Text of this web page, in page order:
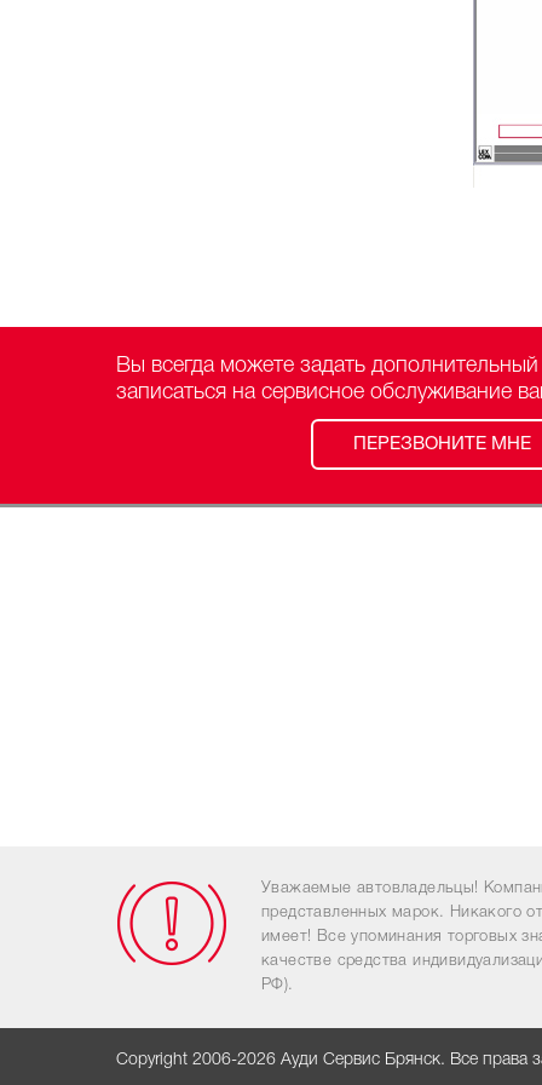
Вы всегда можете задать
записаться на сервисное обслуживание
ПЕРЕЗВОНИТЕ МНЕ
Уважаемые автовладельцы!
представленных марок. Никакого
имеет! Все упоминания торговых
качестве средства
РФ).
Copyright 2006-2026 Ауди Сервис Брянск. Все права